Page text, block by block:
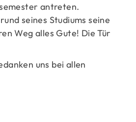
antreten.
seines Studiums seine
Weg alles Gute! Die Tür
uns bei allen